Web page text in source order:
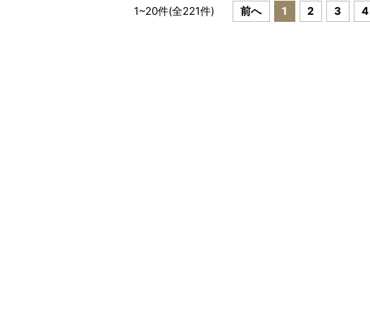
1~20件(全221件) 前へ 1 2 3 4